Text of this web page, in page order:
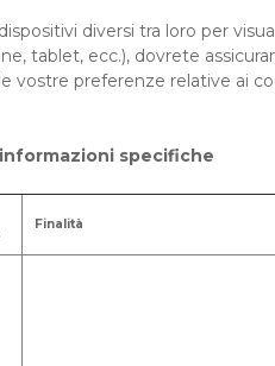
diversi tra loro per
tablet, ecc.), dovrete
vostre preferenze relative ai
specifiche
Finalità